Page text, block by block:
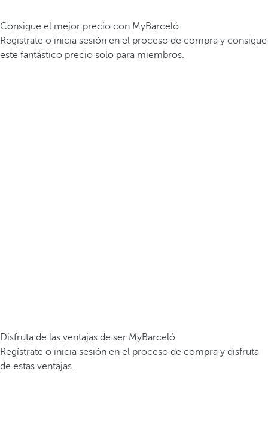
Consigue el mejor precio con MyBarceló
Registrate o inicia sesión en el proceso de compra y consigue
este fantástico precio solo para miembros.
Disfruta de las ventajas de ser MyBarceló
Regístrate o inicia sesión en el proceso de compra y disfruta
de estas ventajas.